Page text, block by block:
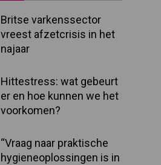
Britse varkenssector
vreest afzetcrisis in het
najaar
Hittestress: wat gebeurt
er en hoe kunnen we het
voorkomen?
“Vraag naar praktische
hygieneoplossingen is in